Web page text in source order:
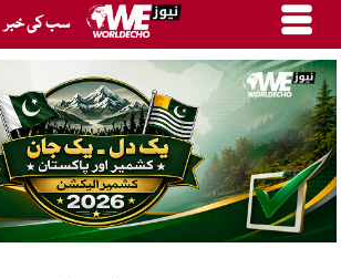
سب کی خبر